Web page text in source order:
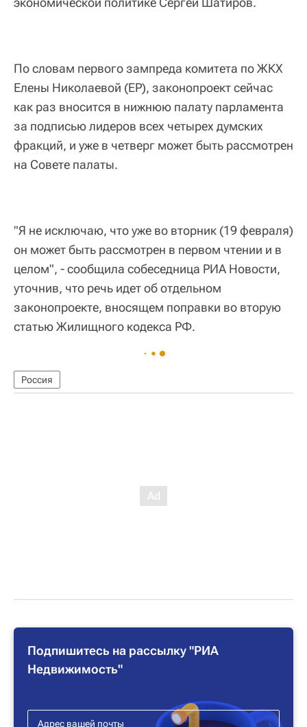
По словам первого зампреда комитета по ЖКХ
Елены Николаевой (ЕР), законопроект сейчас
как раз вносится в нижнюю палату парламента
за подписью лидеров всех четырех думских
фракций, и уже в четверг может быть рассмотрен
на Совете палаты.
"Я не исключаю, что уже во вторник (19 февраля)
он может быть рассмотрен в первом чтении и в
целом", - сообщила собеседница РИА Новости,
уточнив, что речь идет об отдельном
законопроекте, вносящем поправки во вторую
статью Жилищного кодекса РФ.
Россия
Подпишитесь на рассылку "РИА
Недвижимость"